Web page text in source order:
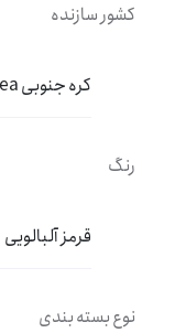
کشور سازنده
کره جنوبی South Korea
رنگ
قرمز آلبالویی
نوع بسته بندی